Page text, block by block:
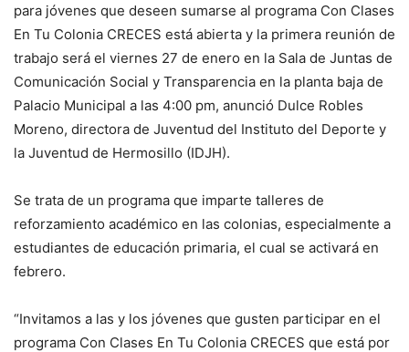
para jóvenes que deseen sumarse al programa Con Clases
En Tu Colonia CRECES está abierta y la primera reunión de
trabajo será el viernes 27 de enero en la Sala de Juntas de
Comunicación Social y Transparencia en la planta baja de
Palacio Municipal a las 4:00 pm, anunció Dulce Robles
Moreno, directora de Juventud del Instituto del Deporte y
la Juventud de Hermosillo (IDJH).
Se trata de un programa que imparte talleres de
reforzamiento académico en las colonias, especialmente a
estudiantes de educación primaria, el cual se activará en
febrero.
“Invitamos a las y los jóvenes que gusten participar en el
programa Con Clases En Tu Colonia CRECES que está por